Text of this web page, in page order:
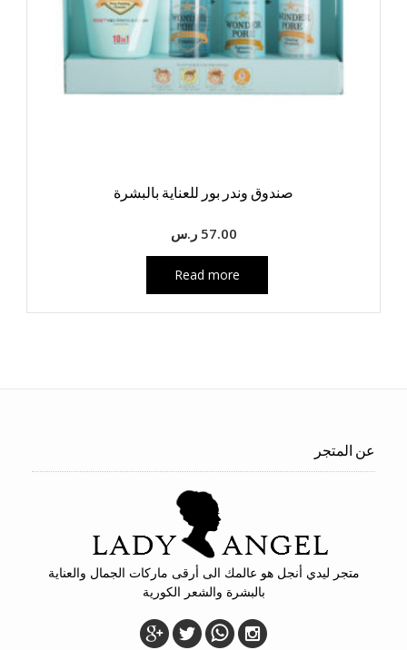
صندوق وندر بور للعناية بالبشرة
57.00 ر.س
Read more
عن المتجر
متجر ليدي أنجل هو عالمك الى أرقى ماركات الجمال والعناية
بالبشرة والشعر الكورية